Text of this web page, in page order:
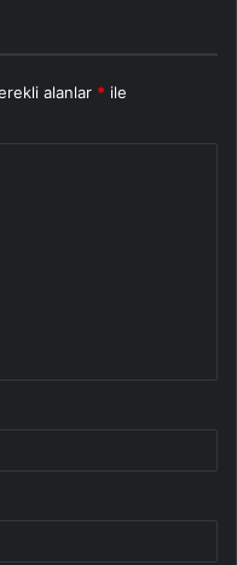
alanlar * ile